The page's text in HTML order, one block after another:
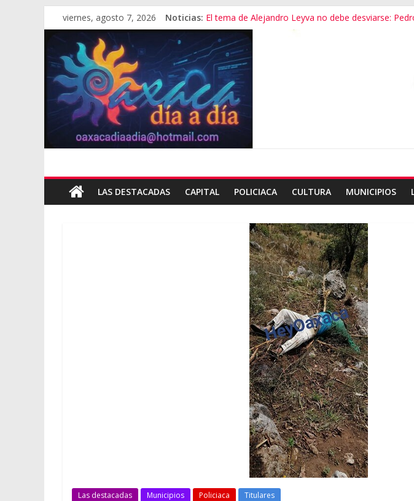
viernes, agosto 7, 2026 Noticias: El tema de Alejandro Leyva no debe desviarse:
Promete SEGOB investigación a fondo en crimen de
Bajo amenazas, Secretario de Gobierno de Oaxaca
“Amenazamos, no dialogamos”
Banda de fraudes financieros operaba desde un Toks
LAS DESTACADAS CAPITAL POLICIACA CULTURA MUNICIPIOS
Las destacadas Municipios Policiaca Titulares